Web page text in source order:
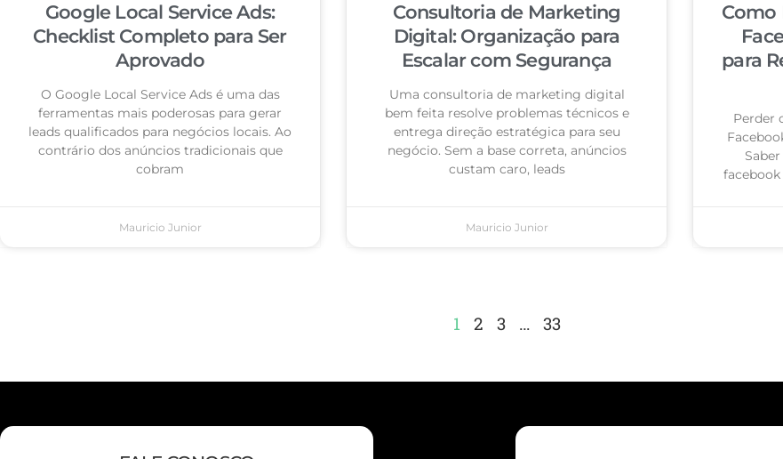
Google Local Service Ads:
Checklist Completo para Ser
Aprovado
O Google Local Service Ads é uma das
ferramentas mais poderosas para gerar
leads qualificados para negócios locais. Ao
contrário dos anúncios tradicionais que
cobram
Mauricio Junior
Consultoria de Marketing
Digital: Organização para
Escalar com Segurança
Uma consultoria de marketing digital
bem feita resolve problemas técnicos e
entrega direção estratégica para seu
negócio. Sem a base correta, anúncios
custam caro, leads
Mauricio Junior
Como
para
Perder
facebook
1 2 3 … 33